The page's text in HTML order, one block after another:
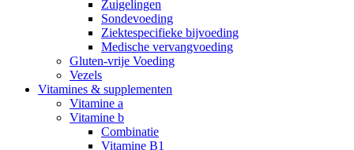
Zuigelingen
Sondevoeding
Ziektespecifieke bijvoeding
Medische vervangvoeding
Gluten-vrije Voeding
Vezels
Vitamines & supplementen
Vitamine a
Vitamine b
Combinatie
Vitamine B1